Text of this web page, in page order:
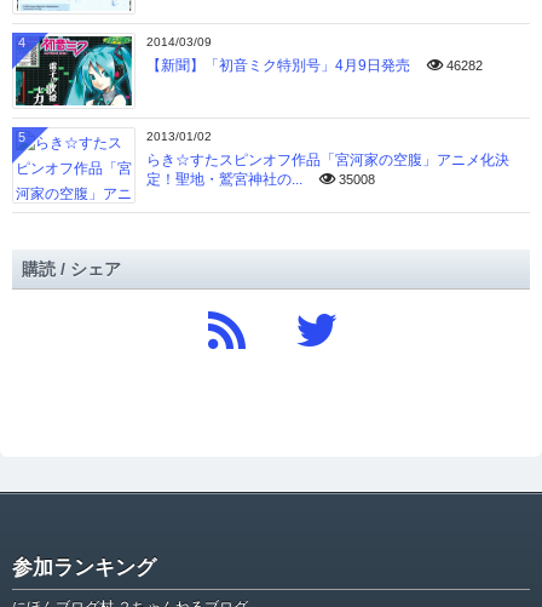
2014/03/09
【新聞】「初音ミク特別号」4月9日発売 46282
4
2013/01/02
らき☆すたスピンオフ作品「宮河家の空腹」アニメ化決
定！聖地・鷲宮神社の...
35008
5
購読 / シェア
参加ランキング